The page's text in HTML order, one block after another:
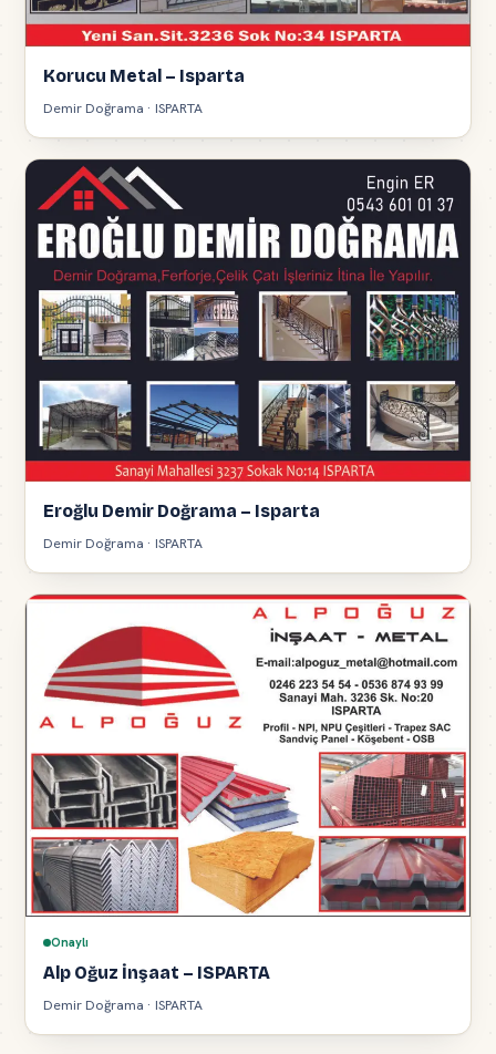
Korucu Metal – Isparta
Demir Doğrama · ISPARTA
Eroğlu Demir Doğrama – Isparta
Demir Doğrama · ISPARTA
Onaylı
Alp Oğuz İnşaat – ISPARTA
Demir Doğrama · ISPARTA